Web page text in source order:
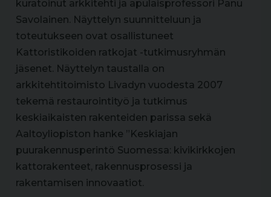
kuratoinut arkkitehti ja apulaisprofessori Panu
Savolainen. Näyttelyn suunnitteluun ja
toteutukseen ovat osallistuneet
Kattoristikoiden ratkojat -tutkimusryhmän
jäsenet. Näyttelyn taustalla on
arkkitehtitoimisto Livadyn vuodesta 2007
tekemä restaurointityö ja tutkimus
keskiaikaisten rakenteiden parissa sekä
Aaltoyliopiston hanke ”Keskiajan
puurakennusperintö Suomessa: kivikirkkojen
kattorakenteet, rakennusprosessi ja
rakentamisen innovaatiot.